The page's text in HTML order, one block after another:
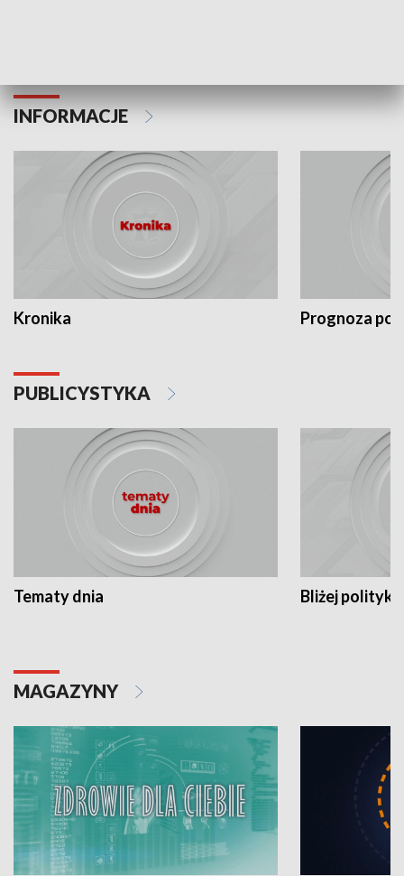
INFORMACJE
Kronika Prognoza
PUBLICYSTYKA
Tematy dnia Bliżej polityki
MAGAZYNY